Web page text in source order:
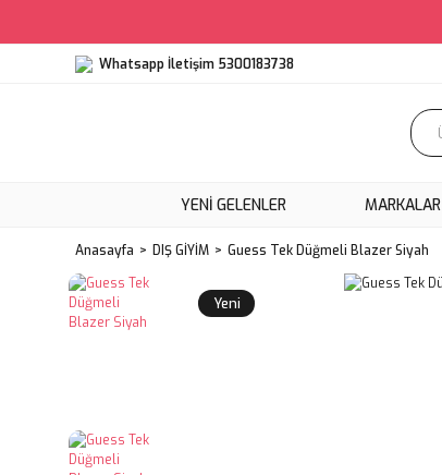
Whatsapp İletişim 5300183738
YENI GELENLER MARKALAR
Anasayfa DIŞ GİYİM Guess Tek Düğmeli Blazer Siyah
Yeni